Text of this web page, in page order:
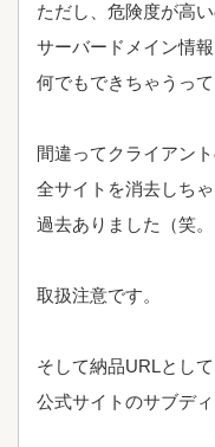
ただし、危険度が高い
サーバードメイン情
何でもできちゃうって
間違ってクライアン
全サイトを消去しち
過去ありました（笑。
取扱注意です。
そして納品URLとし
公式サイトのサブデ